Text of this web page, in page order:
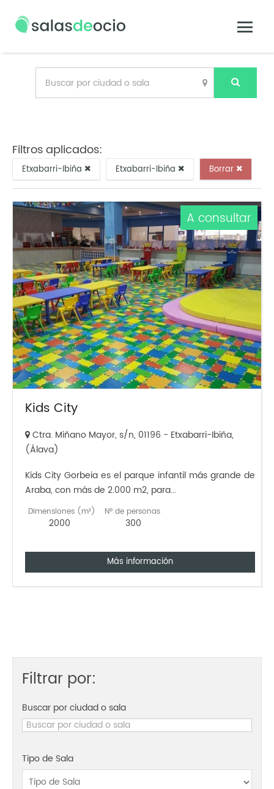
Filtros aplicados:
Etxabarri-Ibiña Etxabarri-Ibiña Borrar
Kids City
A consultar
Ctra. Miñano Mayor, s/n, 01196 - Etxabarri-Ibiña,
(Álava)
Kids City Gorbeia es el parque infantil más grande de
Araba, con más de 2.000 m2, para...
Dimensiones (m²)
2000
Nº de personas
300
Más información
Filtrar por:
Buscar por ciudad o sala
Tipo de Sala